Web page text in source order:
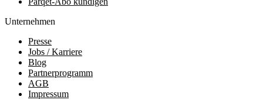
Unternehmen
Presse
Jobs / Karriere
Blog
Partnerprogramm
AGB
Impressum